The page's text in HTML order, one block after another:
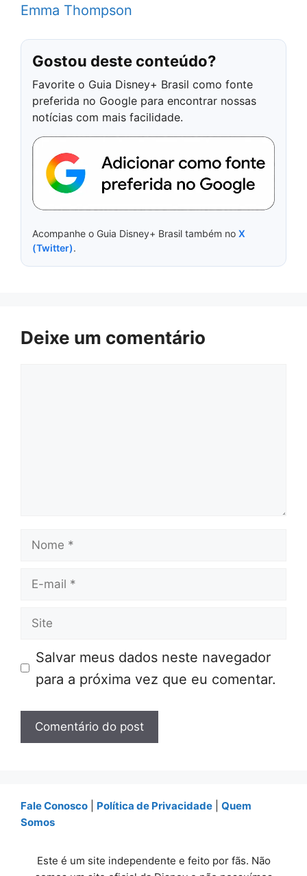
Emma Thompson
Gostou deste conteúdo?
Favorite o Guia Disney+ Brasil como fonte
preferida no Google para encontrar nossas
notícias com mais facilidade.
Acompanhe o Guia Disney+ Brasil também no X
(Twitter).
Deixe um comentário
Nome
E-
Site
Salvar meus dados neste navegador
para a próxima vez que eu comentar.
Fale Conosco Política de Privacidade
Quem
Somos
Este é um site independente e feito por fãs. Não